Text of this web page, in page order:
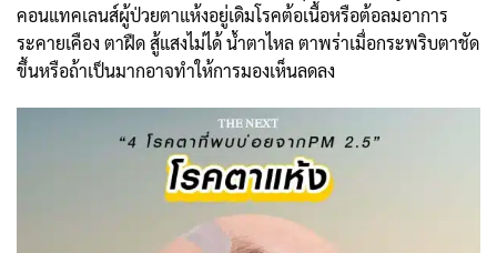
คอนแทคเลนส์ผู้ป่วยตาแห้งอยู่เดิมโรคต้อเนื้อหรือต้อลมอาการ
ระคายเคือง ตาฝืด สู้แสงไม่ได้ น้ำตาไหล ตาพร่าเมื่อกระพริบตาชัด
ขึ้นหรือถ้าเป็นมากอาจทำให้การมองเห็นลดลง